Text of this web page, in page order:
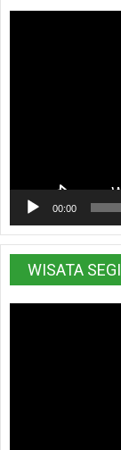
00:00
WISATA